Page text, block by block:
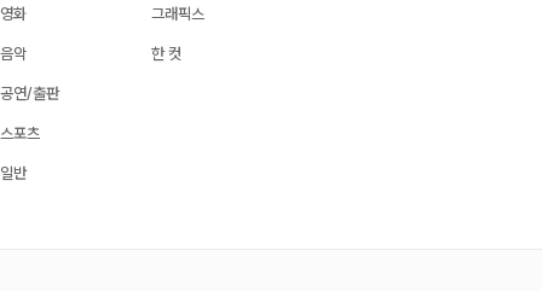
영화
음악
공연/출판
스포츠
일반
그래픽스
한 컷